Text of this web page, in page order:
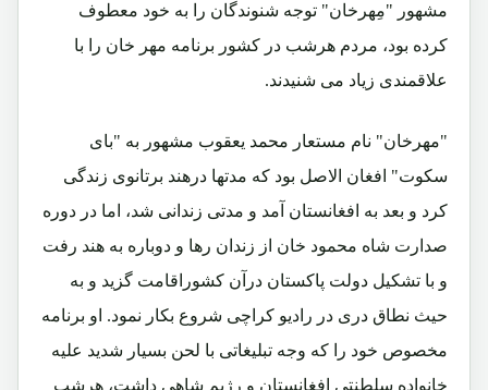
مشهور "مِهرخان" توجه شنوندگان را به خود معطوف
کرده بود، مردم هرشب در کشور برنامه مهر خان را با
علاقمندی زیاد می شنیدند.
"مهرخان" نام مستعار محمد یعقوب مشهور به "بای
سکوت" افغان الاصل بود که مدتها درهند برتانوی زندگی
کرد و بعد به افغانستان آمد و مدتی زندانی شد، اما در دوره
صدارت شاه محمود خان از زندان رها و دوباره به هند رفت
و با تشکیل دولت پاکستان درآن کشوراقامت گزید و به
حیث نطاق دری در رادیو کراچی شروع بکار نمود. او برنامه
مخصوص خود را که وجه تبلیغاتی با لحن بسیار شدید علیه
خانواده سلطنتی افغانستان و رژیم شاهی داشت، هرشب